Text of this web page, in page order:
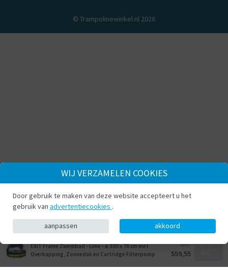
EXIT Frame Zwembad - Lime - ø 300 x 76 cm met
Overkapping, Zonnedak en Cartridge Filterpomp
589,-
559,55
© Trampolinewinkel.nl 2026
WIJ VERZAMELEN COOKIES
Door gebruik te maken van deze website accepteert u het
gebruik van advertentiecookies .
aanpassen akkoord